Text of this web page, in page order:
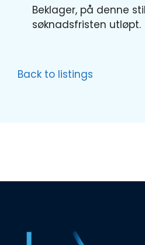
Beklager, på denne
søknadsfristen utløpt.
Back to listings